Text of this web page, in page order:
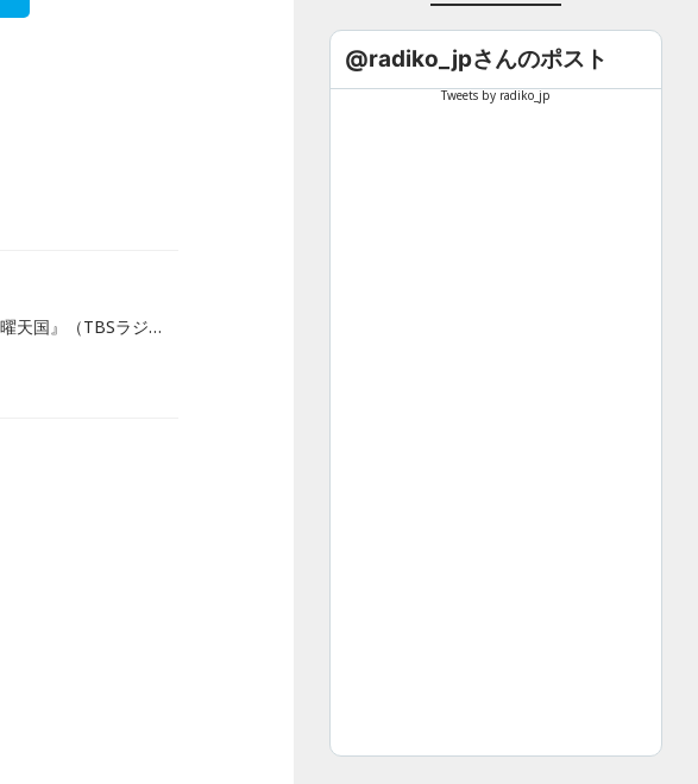
TBS・安住紳一郎アナウンサーがパーソナリティを務める『安住紳一郎の日曜天国』（TBSラジオ）。11月9日（日）の放送は、俳優・堺雅人さんがゲスト出演しました。（TBSラジオ『安住紳一郎の日曜天国』2025年11月9日放送分）
@radiko_jpさんのポスト
Tweets by radiko_jp